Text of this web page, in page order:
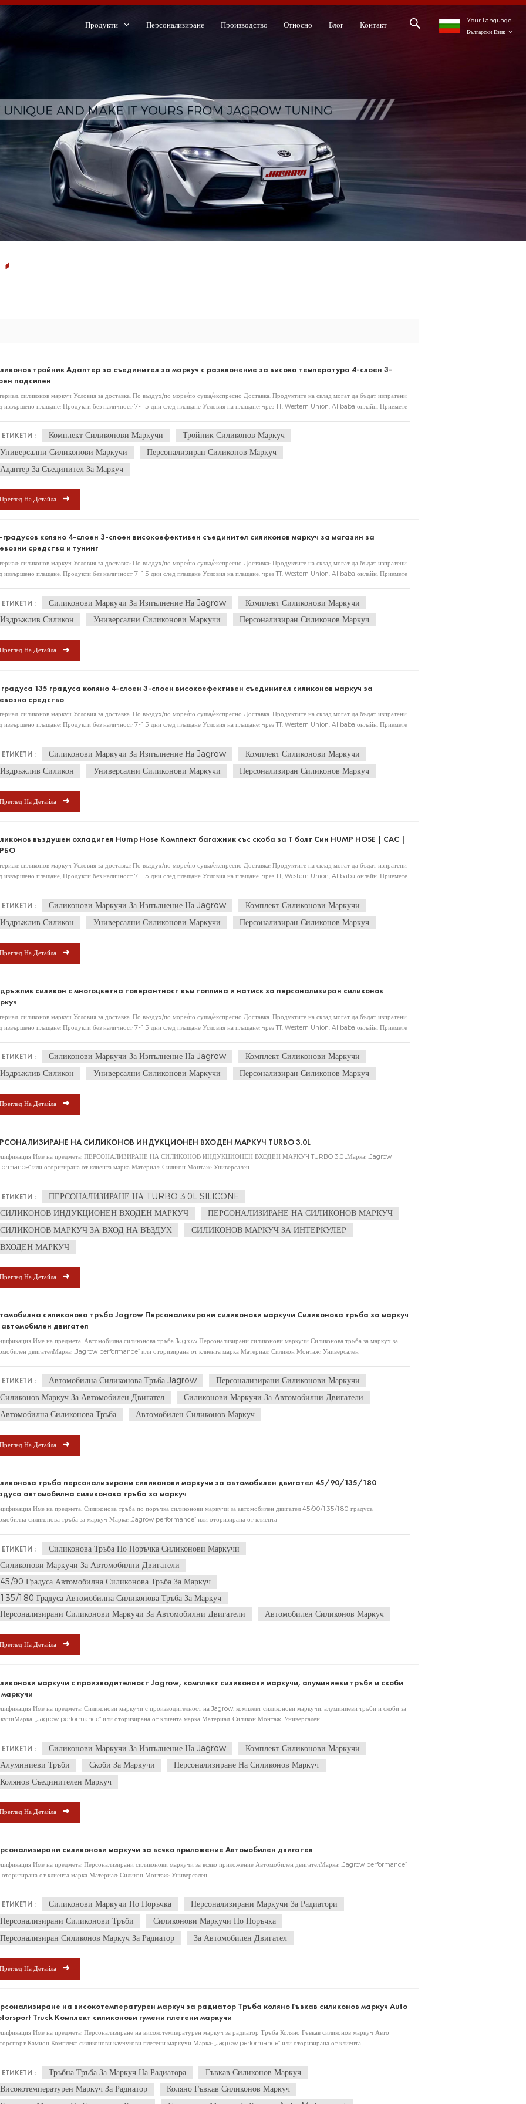
Your Language
Български Език
Продукти Персонализиране Производство Относно Блог Контакт
тройник Адаптер за съединител за маркуч с разклонение за висока температура 4-слоен 3-
подсилен
силиконов маркуч Условия за доставка: По въздух/по море/по суша/експресно Доставка: Продуктите на склад могат да бъдат изпратени
извършено плащане; Продукти без наличност 7-15 дни след плащане Условия на плащане: чрез TT, Western Union, Alibaba онлайн. Приемете
OEM услуга: специализирана в OEM, ODM поръчка въз основа на изискванията на клиентите MOQ: 100
ЕТИКЕТИ : Комплект Силиконови Маркучи
Тройник Силиконов Маркуч
Универсални Силиконови Маркучи
Персонализиран Силиконов Маркуч
Адаптер За Съединител За Маркуч
Преглед На Детайла
градусов коляно 4-слоен 3-слоен високоефективен съединител силиконов маркуч за магазин за
средства и тунинг
силиконов маркуч Условия за доставка: По въздух/по море/по суша/експресно Доставка: Продуктите на склад могат да бъдат изпратени
извършено плащане; Продукти без наличност 7-15 дни след плащане Условия на плащане: чрез TT, Western Union, Alibaba онлайн. Приемете
с качеството на фабричното производство, ще предлагат поддръжка след продажбата Опаковка: Всички продукти с картонена и дървена
OEM услуга: специализирана в OEM, ODM поръчка въз основа на изискванията на клиентите MOQ: 100
ЕТИКЕТИ : Силиконови Маркучи За Изпълнение На Jagrow
Комплект Силиконови Маркучи
Издръжлив Силикон
Универсални Силиконови Маркучи Персонализиран Силиконов Маркуч
Преглед На Детайла
градуса 135 градуса коляно 4-слоен 3-слоен високоефективен съединител силиконов маркуч за
средство
силиконов маркуч Условия за доставка: По въздух/по море/по суша/експресно Доставка: Продуктите на склад могат да бъдат изпратени
извършено плащане; Продукти без наличност 7-15 дни след плащане Условия на плащане: чрез TT, Western Union, Alibaba онлайн. Приемете
с качеството на фабричното производство, ще предлагат поддръжка след продажбата Опаковка: Всички продукти с картонена и дървена
OEM услуга: специализирана в OEM, ODM поръчка въз основа на изискванията на клиентите MOQ: 100
ЕТИКЕТИ : Силиконови Маркучи За Изпълнение На Jagrow
Комплект Силиконови Маркучи
Издръжлив Силикон
Универсални Силиконови Маркучи Персонализиран Силиконов Маркуч
Преглед На Детайла
въздушен охладител Hump Hose Комплект багажник със скоба за T болт Син HUMP HOSE | CAC |
силиконов маркуч Условия за доставка: По въздух/по море/по суша/експресно Доставка: Продуктите на склад могат да бъдат изпратени
извършено плащане; Продукти без наличност 7-15 дни след плащане Условия на плащане: чрез TT, Western Union, Alibaba онлайн. Приемете
с качеството на фабричното производство, ще предлагат поддръжка след продажбата Опаковка: Всички продукти с картонена и дървена
OEM услуга: специализирана в OEM, ODM поръчка въз основа на изискванията на клиентите MOQ: 100
ЕТИКЕТИ : Силиконови Маркучи За Изпълнение На Jagrow
Комплект Силиконови Маркучи
Издръжлив Силикон
Универсални Силиконови Маркучи Персонализиран Силиконов Маркуч
Преглед На Детайла
силикон с многоцветна толерантност към топлина и натиск за персонализиран силиконов
силиконов маркуч Условия за доставка: По въздух/по море/по суша/експресно Доставка: Продуктите на склад могат да бъдат изпратени
извършено плащане; Продукти без наличност 7-15 дни след плащане Условия на плащане: чрез TT, Western Union, Alibaba онлайн. Приемете
OEM услуга: специализирана в OEM, ODM поръчка въз основа на изискванията на клиентите MOQ: 100
ЕТИКЕТИ : Силиконови Маркучи За Изпълнение На Jagrow
Комплект Силиконови Маркучи
Издръжлив Силикон
Универсални Силиконови Маркучи Персонализиран Силиконов Маркуч
Преглед На Детайла
НА СИЛИКОНОВ ИНДУКЦИОНЕН ВХОДЕН МАРКУЧ TURBO 3.0L
Име на предмета: ПЕРСОНАЛИЗИРАНЕ НА СИЛИКОНОВ ИНДУКЦИОНЕН ВХОДЕН МАРКУЧ TURBO 3.0LМарка: „Jagrow
или оторизирана от клиента марка Материал: Силикон Монтаж: Универсален
ЕТИКЕТИ :
ПЕРСОНАЛИЗИРАНЕ НА TURBO 3.0L SILICONE
СИЛИКОНОВ ИНДУКЦИОНЕН ВХОДЕН МАРКУЧ
ПЕРСОНАЛИЗИРАНЕ НА СИЛИКОНОВ МАРКУЧ
СИЛИКОНОВ МАРКУЧ ЗА ВХОД НА ВЪЗДУХ
СИЛИКОНОВ МАРКУЧ ЗА ИНТЕРКУЛЕР
ВХОДЕН МАРКУЧ
Преглед На Детайла
силиконова тръба Jagrow Персонализирани силиконови маркучи Силиконова тръба за маркуч
двигател
Име на предмета: Автомобилна силиконова тръба Jagrow Персонализирани силиконови маркучи Силиконова тръба за маркуч за
двигателМарка: „Jagrow performance“ или оторизирана от клиента марка Материал: Силикон Монтаж: Универсален
ЕТИКЕТИ : Автомобилна Силиконова Тръба Jagrow
Персонализирани Силиконови Маркучи
Силиконов Маркуч За Автомобилен Двигател
Силиконови Маркучи За Автомобилни Двигатели
Автомобилна Силиконова Тръба
Автомобилен Силиконов Маркуч
Преглед На Детайла
тръба персонализирани силиконови маркучи за автомобилен двигател 45/90/135/180
автомобилна силиконова тръба за маркуч
Име на предмета: Силиконова тръба по поръчка силиконови маркучи за автомобилен двигател 45/90/135/180 градуса
силиконова тръба за маркуч Марка: „Jagrow performance“ или оторизирана от клиента
ЕТИКЕТИ :
Силиконова Тръба По Поръчка Силиконови Маркучи
Силиконови Маркучи За Автомобилни Двигатели
45/90 Градуса Автомобилна Силиконова Тръба За Маркуч
135/180 Градуса Автомобилна Силиконова Тръба За Маркуч
Персонализирани Силиконови Маркучи За Автомобилни Двигатели
Автомобилен Силиконов Маркуч
Преглед На Детайла
маркучи с производителност Jagrow, комплект силиконови маркучи, алуминиеви тръби и скоби
Име на предмета: Силиконови маркучи с производителност на Jagrow, комплект силиконови маркучи, алуминиеви тръби и скоби за
„Jagrow performance“ или оторизирана от клиента марка Материал: Силикон Монтаж: Универсален
ЕТИКЕТИ : Силиконови Маркучи За Изпълнение На Jagrow
Комплект Силиконови Маркучи
Алуминиеви Тръби
Скоби За Маркучи
Персонализиране На Силиконов Маркуч
Колянов Съединителен Маркуч
Преглед На Детайла
силиконови маркучи за всяко приложение Автомобилен двигател
Име на предмета: Персонализирани силиконови маркучи за всяко приложение Автомобилен двигателМарка: „Jagrow performance“
оторизирана от клиента марка Материал: Силикон Монтаж: Универсален
ЕТИКЕТИ : Силиконови Маркучи По Поръчка
Персонализирани Маркучи За Радиатори
Персонализирани Силиконови Тръби
Силиконови Маркучи По Поръчка
Персонализиран Силиконов Маркуч За Радиатор
За Автомобилен Двигател
Преглед На Детайла
на високотемпературен маркуч за радиатор Тръба коляно Гъвкав силиконов маркуч Auto
Truck Комплект силиконови гумени плетени маркучи
Име на предмета: Персонализиране на високотемпературен маркуч за радиатор Тръба Коляно Гъвкав силиконов маркуч Авто
Камион Комплект силиконови каучукови плетени маркучи Марка: „Jagrow performance“ или оторизирана от клиента
ЕТИКЕТИ : Тръбна Тръба За Маркуч На Радиатора
Гъвкав Силиконов Маркуч
Високотемпературен Маркуч За Радиатор
Коляно Гъвкав Силиконов Маркуч